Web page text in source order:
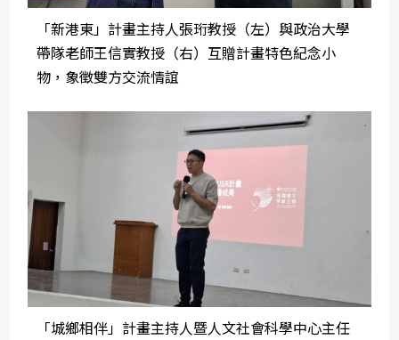
「新港東」計畫主持人張珩教授（左）與政治大學
帶隊老師王信實教授（右）互贈計畫特色紀念小
物，象徵雙方交流情誼
「城鄉相伴」計畫主持人暨人文社會科學中心主任